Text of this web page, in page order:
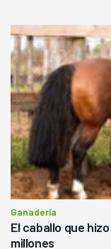
Ganadería
El caballo que
millones